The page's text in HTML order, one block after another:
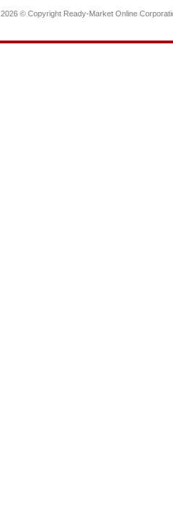
2026 © Copyright Ready-Market Online